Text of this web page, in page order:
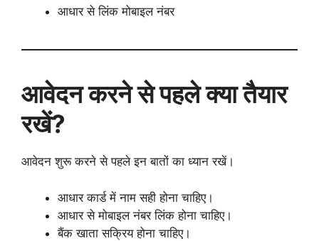
आधार से लिंक मोबाइल नंबर
आवेदन करने से पहले क्या तैयार
रखें?
आवेदन शुरू करने से पहले इन बातों का ध्यान रखें।
आधार कार्ड में नाम सही होना चाहिए।
आधार से मोबाइल नंबर लिंक होना चाहिए।
बैंक खाता सक्रिय होना चाहिए।